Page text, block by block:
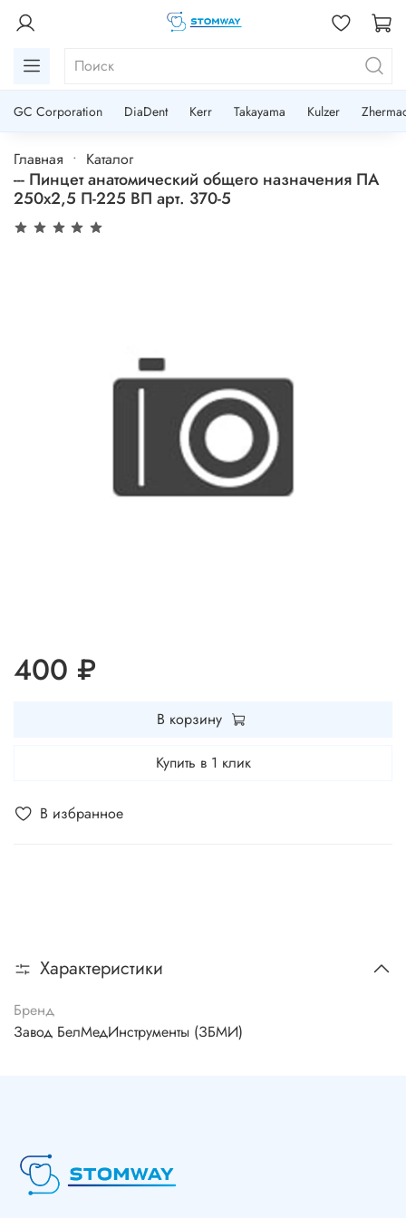
GC Corporation DiaDent Kerr Takayama Kulzer
Главная Каталог
--- Пинцет анатомический общего назначения ПА
250х2,5 П-225 ВП арт. 370-5
В избранное
400 ₽
В корзину
Купить в 1 клик
Характеристики
Бренд
Завод БелМедИнструменты (ЗБМИ)